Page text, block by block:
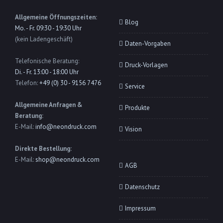
Allgemeine Öffnungszeiten:
Mo. - Fr. 09:30 - 19:30 Uhr
(kein Ladengeschäft)
Telefonische Beratung:
Di. - Fr. 13:00 - 18:00 Uhr
Telefon:+49 (0) 30 - 9156 7476
Allgemeine Anfragen &
Beratung:
E-Mail:info@neondruck.com
Direkte Bestellung:
E-Mail:shop@neondruck.com
Blog
Daten-Vorgaben
Druck-Vorlagen
Service
Produkte
Vision
AGB
Datenschutz
Impressum